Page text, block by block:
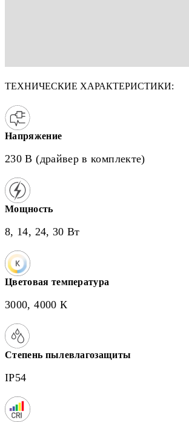
ТЕХНИЧЕСКИЕ ХАРАКТЕРИСТИКИ:
Напряжение
230 В (драйвер в комплекте)
Мощность
8, 14, 24, 30 Вт
Цветовая температура
3000, 4000 К
Степень пылевлагозащиты
IP54